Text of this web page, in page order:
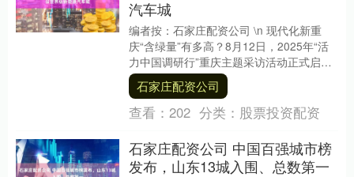
汽车城
编者按：石家庄配资公司 \n 现代化新重
庆“含绿量”有多高？8月12日，2025年“活
力中国调研行”重庆主题采访活动正式启
动，由央媒和市级媒体组成的媒体采访团
将....
石家庄配资公司
查看： 202 分类： 股票投资配资
石家庄配资公司 中国百强城市榜
发布，山东13城入围、总数第一